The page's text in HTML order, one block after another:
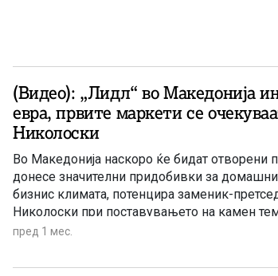
(Видео): „Лидл“ во Македонија
евра, првите маркети се
Николоски
Во Македонија наскоро ќе бидат отворени
донесе значителни придобивки за
бизнис климата, потенцира заменик-
Николоски при поставувањето на камен
пред 1 мес.